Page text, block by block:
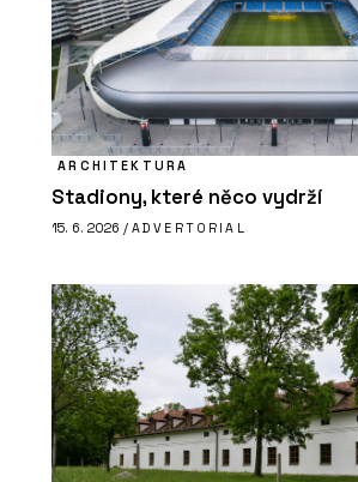
ARCHITEKTURA
Stadiony, které něco vydrží
15. 6. 2026 / ADVERTORIAL